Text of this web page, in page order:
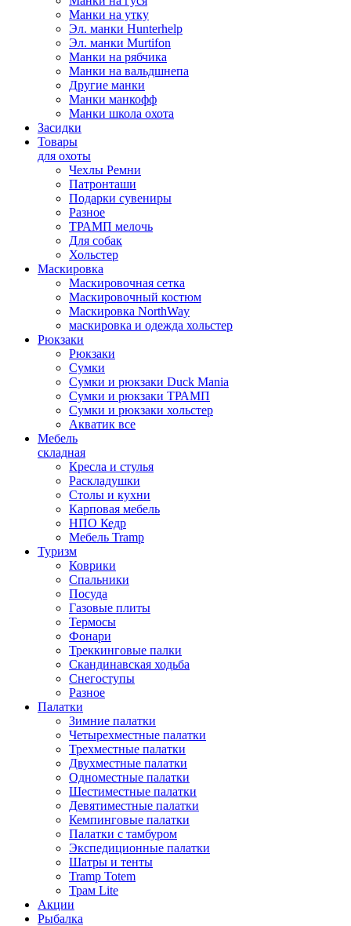
Манки на утку
Эл. манки Hunterhelp
Эл. манки Murtifon
Манки на рябчика
Манки на вальдшнепа
Другие манки
Манки манкофф
Манки школа охота
Засидки
Товары
для охоты
Чехлы Ремни
Патронташи
Подарки сувениры
Разное
ТРАМП мелочь
Для собак
Хольстер
Маскировка
Маскировочная сетка
Маскировочный костюм
Маскировка NorthWay
маскировка и одежда хольстер
Рюкзаки
Рюкзаки
Сумки
Сумки и рюкзаки Duck Mania
Сумки и рюкзаки ТРАМП
Сумки и рюкзаки хольстер
Акватик все
Мебель
складная
Кресла и стулья
Раскладушки
Столы и кухни
Карповая мебель
НПО Кедр
Мебель Tramp
Туризм
Коврики
Спальники
Посуда
Газовые плиты
Термосы
Фонари
Треккинговые палки
Скандинавская ходьба
Снегоступы
Разное
Палатки
Зимние палатки
Четырехместные палатки
Трехместные палатки
Двухместные палатки
Одноместные палатки
Шестиместные палатки
Девятиместные палатки
Кемпинговые палатки
Палатки с тамбуром
Экспедиционные палатки
Шатры и тенты
Tramp Totem
Трам Lite
Акции
Рыбалка